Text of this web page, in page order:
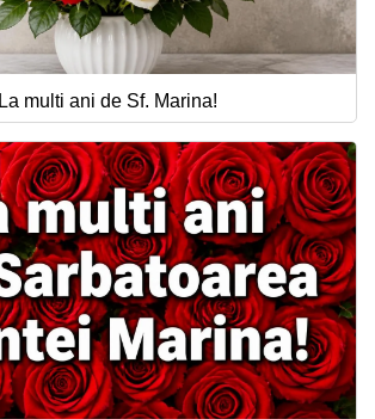
La multi ani de Sf. Marina!